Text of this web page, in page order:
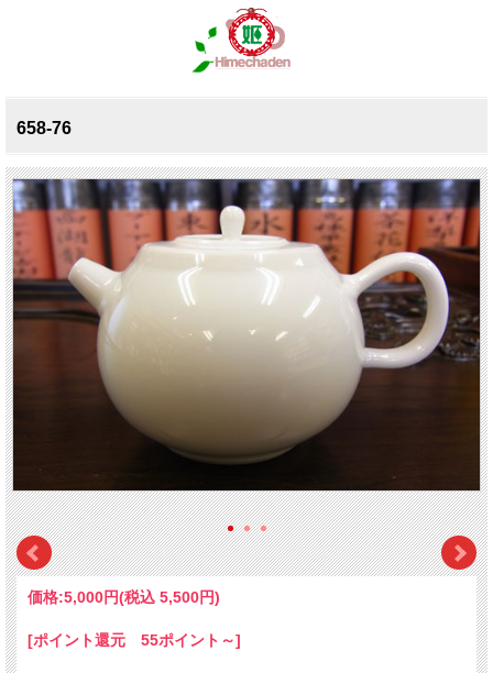
658-76
価格:5,000円(税込 5,500円)
[ポイント還元 55ポイント～]